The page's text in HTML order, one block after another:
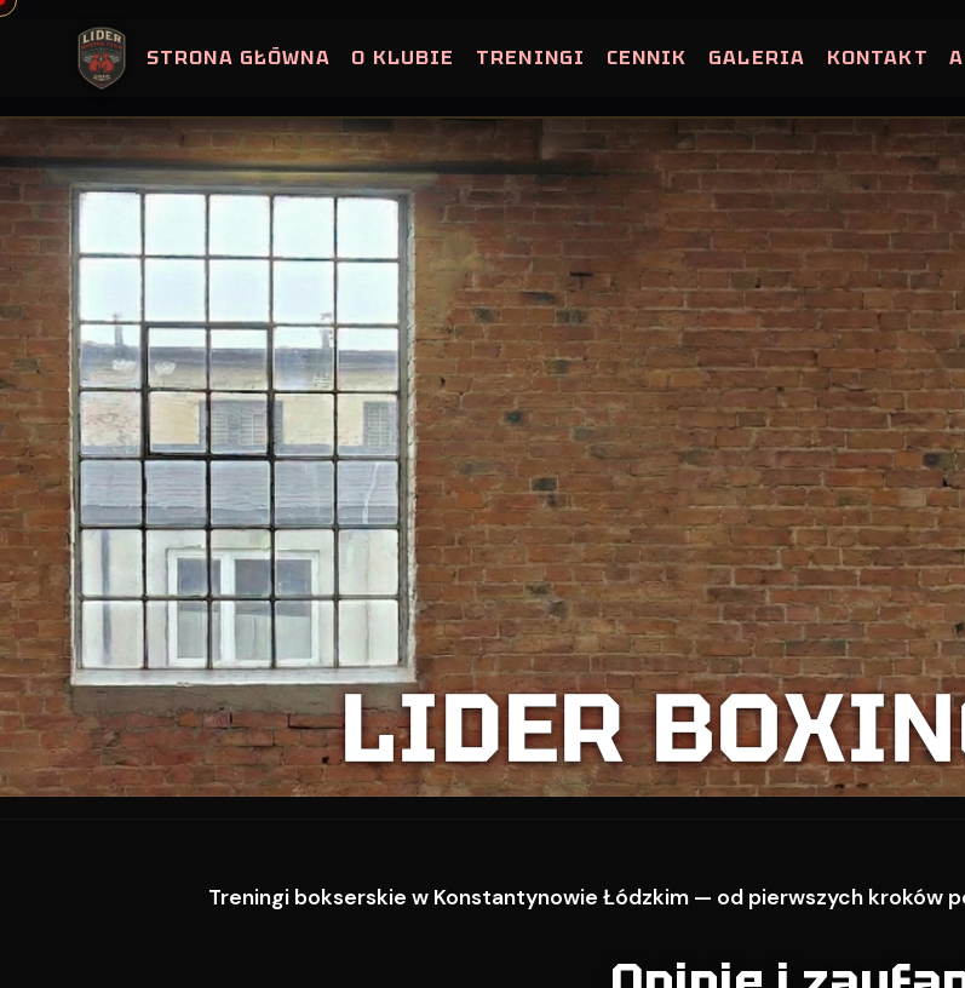
Skip
STRONA GŁÓWNA O KLUBIE TRENINGI CENNIK GALERIA KONTAKT
LIDER
Treningi bokserskie w Konstantynowie Łódzkim — od pierwszych kroków